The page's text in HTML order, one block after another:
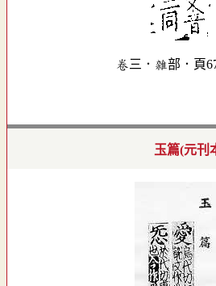
卷三．雜部．頁
玉篇(元刊